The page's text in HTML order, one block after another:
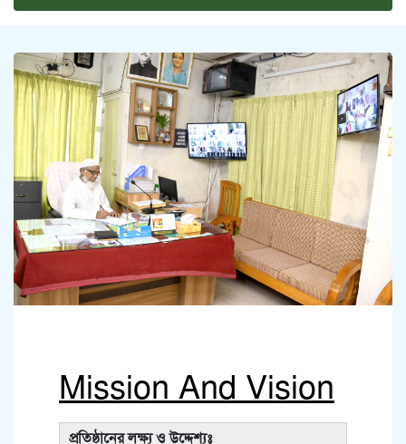
Mission And Vision
প্রতিষ্ঠানের লক্ষ্য ও উদ্দেশ্যঃ